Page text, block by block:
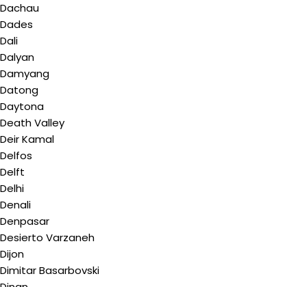
Dachau
Dades
Dali
Dalyan
Damyang
Datong
Daytona
Death Valley
Deir Kamal
Delfos
Delft
Delhi
Denali
Denpasar
Desierto Varzaneh
Dijon
Dimitar Basarbovski